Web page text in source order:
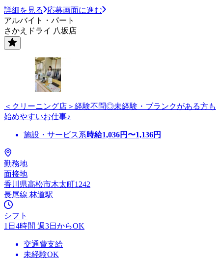
詳細を見る
応募画面に進む
アルバイト・パート
さかえドライ 八坂店
＜クリーニング店＞経験不問◎未経験・ブランクがある方も
始めやすいお仕事♪
施設・サービス系時給1,036円〜1,136円
勤務地
面接地
香川県高松市木太町1242
長尾線 林道駅
シフト
1日4時間 週3日からOK
交通費支給
未経験OK